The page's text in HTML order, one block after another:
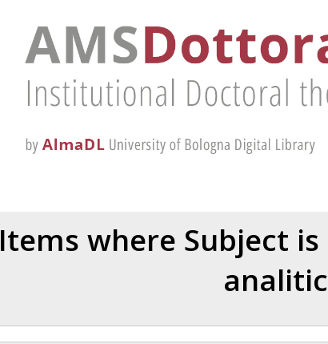
Items where Subject